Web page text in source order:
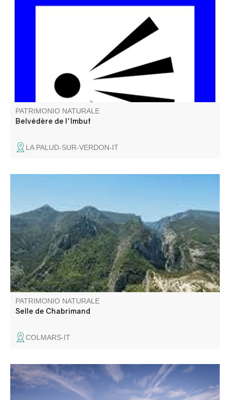
Imbut vient de l’occitan et veut dire « entonnoir ». Du
belvédère on peut apercevoir le chaos de l’Imbut, en bas,
dans la rivière. Le Verdon y disparaît sous des blocs de
roches pour réapparaître quelques centaines de mètres
PATRIMONIO NATURALE
Belvédère de l'Imbut
LA PALUD-SUR-VERDON-IT
trouve le rocher de Chabrimand.
PATRIMONIO NATURALE
Selle de Chabrimand
COLMARS-IT
Le belvédère de la Carelle tient son nom des poulies
utilisées début XXème par les « Verdoniens » qui